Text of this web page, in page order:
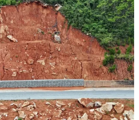
TP. HCM cần tuyển
lao động
2015, các doanh nghiệp có nhu
27.000 lao động tập trung ở
như marketing, bán hàng, tiếp thị
lịch.